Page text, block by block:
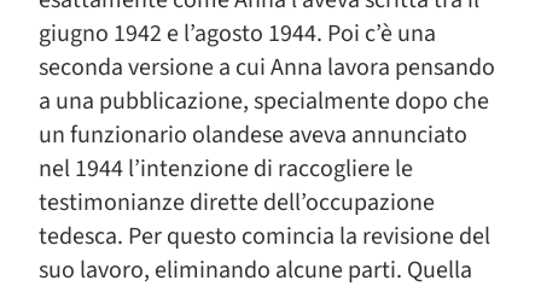
giugno 1942 e l’agosto 1944. Poi c’è una
seconda versione a cui Anna lavora pensando
a una pubblicazione, specialmente dopo che
un funzionario olandese aveva annunciato
nel 1944 l’intenzione di raccogliere le
testimonianze dirette dell’occupazione
tedesca. Per questo comincia la revisione del
suo lavoro, eliminando alcune parti. Quella